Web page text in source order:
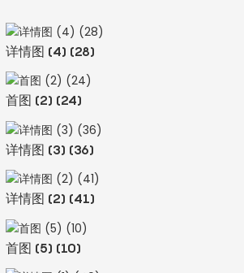
详情图 (4) (28)
首图 (2) (24)
详情图 (3) (36)
详情图 (2) (41)
首图 (5) (10)